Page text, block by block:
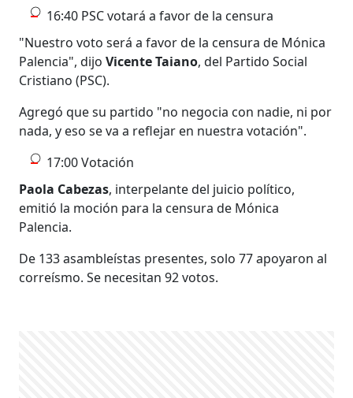
16:40 PSC votará a favor de la censura
"Nuestro voto será a favor de la censura de Mónica
Palencia", dijoVicente Taiano, del Partido Social
Cristiano (PSC).
Agregó que su partido "no negocia con nadie, ni por
nada, y eso se va a reflejar en nuestra votación".
17:00 Votación
Paola Cabezas, interpelante del juicio político,
emitió la moción para la censura de Mónica
Palencia.
De 133 asambleístas presentes, solo 77 apoyaron al
correísmo. Se necesitan 92 votos.